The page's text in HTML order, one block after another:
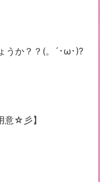
うか？？(。´･ω･)?
意☆彡】